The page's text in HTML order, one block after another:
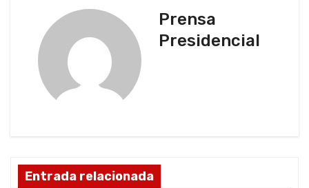
d
Prensa
Presidencial
Entrada relacionada